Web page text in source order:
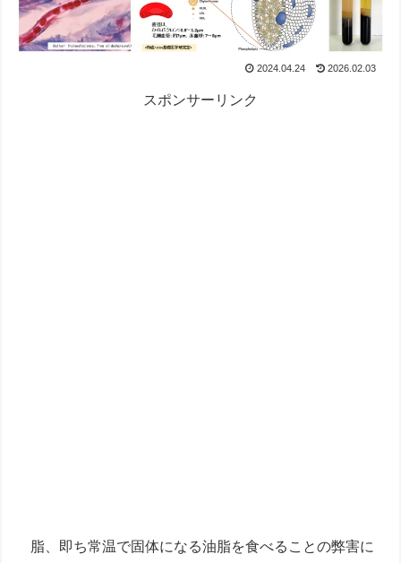
2024.04.24 2026.02.03
スポンサーリンク
脂、即ち常温で固体になる油脂を食べることの弊害に